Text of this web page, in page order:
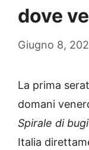
dove
Giugno 8,
La prima
domani
Spirale di
Italia